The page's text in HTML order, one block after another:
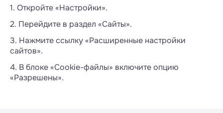
1. Откройте «Настройки».
2. Перейдите в раздел «Сайты».
3. Нажмите ссылку «Расширенные настройки
сайтов».
4. В блоке «Сookie-файлы» включите опцию
«Разрешены».